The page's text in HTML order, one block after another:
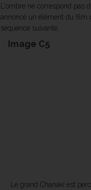
L'ombre ne correspond
annonce un élément du film
séquence suivante.
Image C5
Le grand Chanaki est